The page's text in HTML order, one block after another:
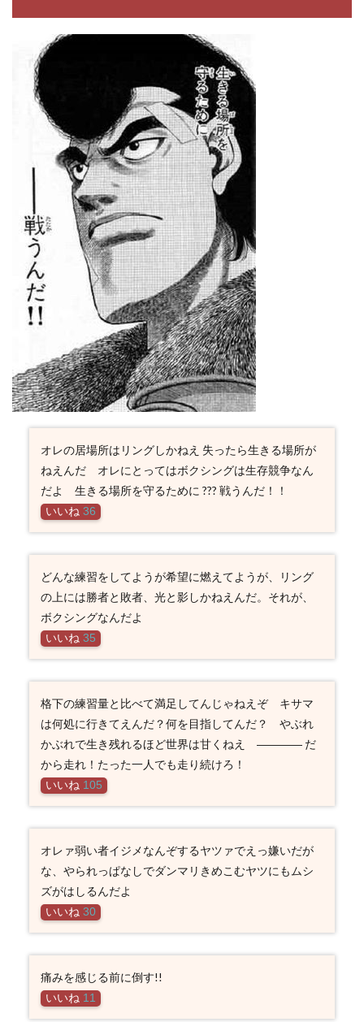
オレの居場所はリングしかねえ 失ったら生きる場所が
ねえんだ オレにとってはボクシングは生存競争なん
だよ 生きる場所を守るために ??? 戦うんだ！！
いいね 36
どんな練習をしてようが希望に燃えてようが、リング
の上には勝者と敗者、光と影しかねえんだ。それが、
ボクシングなんだよ
いいね 35
格下の練習量と比べて満足してんじゃねえぞ キサマ
は何処に行きてえんだ？何を目指してんだ？ やぶれ
かぶれで生き残れるほど世界は甘くねえ ―――― だ
から走れ！たった一人でも走り続けろ！
いいね 105
オレァ弱い者イジメなんぞするヤツァでえっ嫌いだが
な、やられっぱなしでダンマリきめこむヤツにもムシ
ズがはしるんだよ
いいね 30
痛みを感じる前に倒す!!
いいね 11